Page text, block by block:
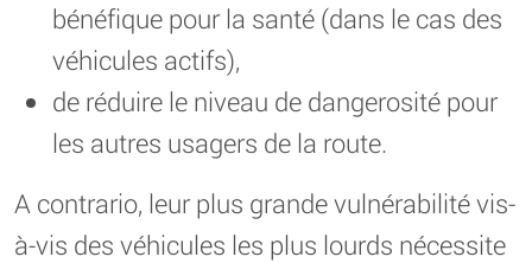
bénéfique pour la santé (dans le cas des
véhicules actifs),
de réduire le niveau de dangerosité pour
les autres usagers de la route.
A contrario, leur plus grande vulnérabilité vis-
à-vis des véhicules les plus lourds nécessite